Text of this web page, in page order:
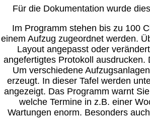
Für die Dokumentation wurde
Im Programm stehen bis zu 100
einem Aufzug zugeordnet werden.
Layout angepasst oder
angefertigtes Protokoll
Um verschiedene
erzeugt. In dieser Tafel werden
angezeigt. Das Programm warnt
welche Termine in z.B. einer
Wartungen enorm. Besonders